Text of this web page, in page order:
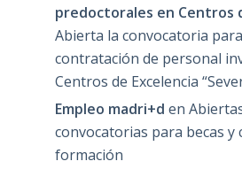
predoctorales en Centros
Abierta la convocatoria
contratación de personal
Centros de Excelencia
Empleo madri+d en
convocatorias para becas y
formación